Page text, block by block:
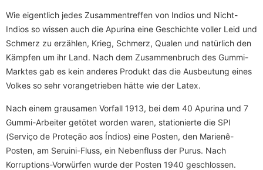
Wie eigentlich jedes Zusammentreffen von Indios und Nicht-
Indios so wissen auch die Apurina eine Geschichte voller Leid und
Schmerz zu erzählen, Krieg, Schmerz, Qualen und natürlich den
Kämpfen um ihr Land. Nach dem Zusammenbruch des Gummi-
Marktes gab es kein anderes Produkt das die Ausbeutung eines
Volkes so sehr vorangetrieben hätte wie der Latex.
Nach einem grausamen Vorfall 1913, bei dem 40 Apurina und 7
Gummi-Arbeiter getötet worden waren, stationierte die SPI
(Serviço de Proteção aos Índios) eine Posten, den Marienê-
Posten, am Seruini-Fluss, ein Nebenfluss der Purus. Nach
Korruptions-Vorwürfen wurde der Posten 1940 geschlossen.